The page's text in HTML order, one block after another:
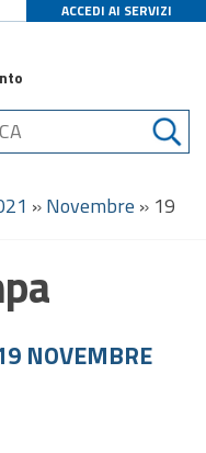
ACCEDI AI SERVIZI
»Novembre » 19
NOVEMBRE